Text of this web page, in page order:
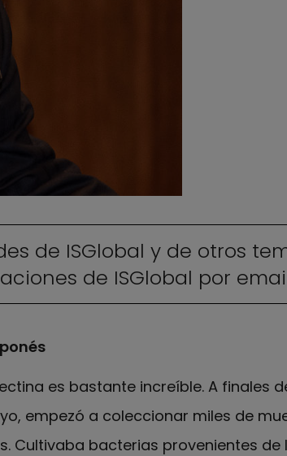
de ISGlobal y de otros
de ISGlobal por
es bastante increíble. A finales
empezó a coleccionar miles de
Cultivaba bacterias provenientes